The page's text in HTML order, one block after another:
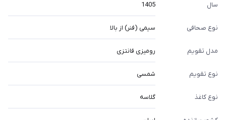
سال 1405
نوع صحافی سیمی (فنر) از بالا
مدل تقویم رومیزی فانتزی
نوع تقویم شمسی
نوع کاغذ گلاسه